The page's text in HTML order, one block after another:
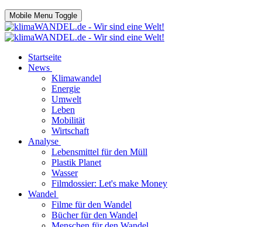
Mobile Menu Toggle
Startseite
News
Klimawandel
Energie
Umwelt
Leben
Mobilität
Wirtschaft
Analyse
Lebensmittel für den Müll
Plastik Planet
Wasser
Filmdossier: Let's make Money
Wandel
Filme für den Wandel
Bücher für den Wandel